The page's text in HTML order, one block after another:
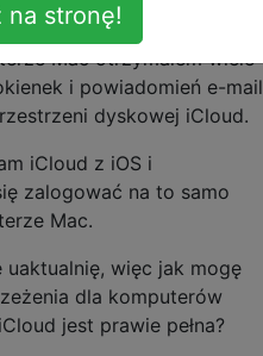
Mac otrzymałem wiele
i powiadomień e-mail
dyskowej iCloud.
iCloud z iOS i
zalogować na to samo
Mac.
uaktualnię, więc jak mogę
dla komputerów
jest prawie pełna?
na stronę!